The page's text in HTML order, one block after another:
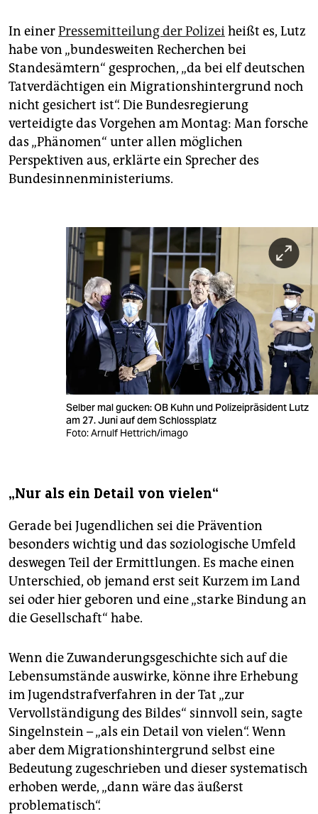
In einerPressemitteilung der Polizeiheißt es, Lutz
habe von „bundesweiten Recherchen bei
Standesämtern“ gesprochen, „da bei elf deutschen
Tatverdächtigen ein Migrationshintergrund noch
nicht gesichert ist“. Die Bundesregierung
verteidigte das Vorgehen am Montag: Man forsche
das „Phänomen“ unter allen möglichen
Perspektiven aus, erklärte ein Sprecher des
Bundesinnenministeriums.
Selber mal gucken: OB Kuhn und Polizeipräsident Lutz
am 27. Juni auf dem Schlossplatz
Foto: Arnulf Hettrich/imago
„Nur als ein Detail von vielen“
Gerade bei Jugendlichen sei die Prävention
besonders wichtig und das soziologische Umfeld
deswegen Teil der Ermittlungen. Es mache einen
Unterschied, ob jemand erst seit Kurzem im Land
sei oder hier geboren und eine „starke Bindung an
die Gesellschaft“ habe.
Wenn die Zuwanderungsgeschichte sich auf die
Lebensumstände auswirke, könne ihre Erhebung
im Jugendstrafverfahren in der Tat „zur
Vervollständigung des Bildes“ sinnvoll sein, sagte
Singelnstein – „als ein Detail von vielen“. Wenn
aber dem Migrationshintergrund selbst eine
Bedeutung zugeschrieben und dieser systematisch
erhoben werde, „dann wäre das äußerst
problematisch“.